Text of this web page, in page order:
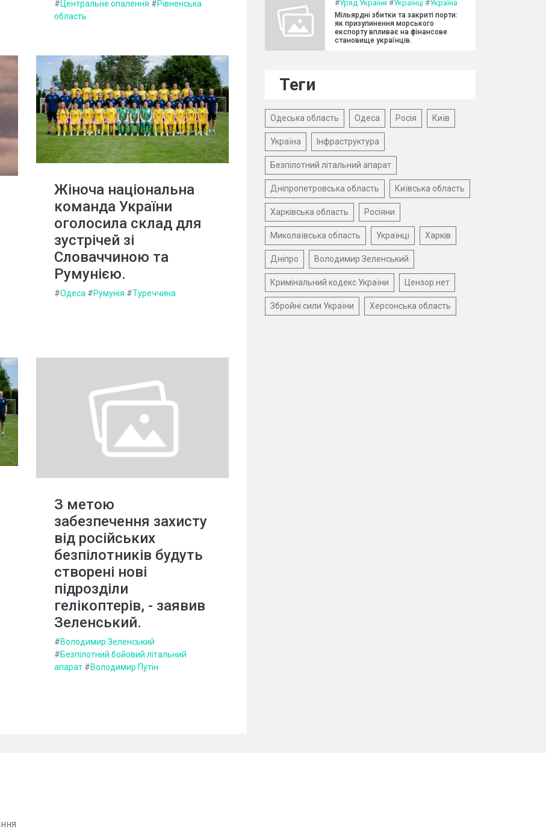
#Центральне опалення #Рівненська
область
Жіноча національна
команда України
оголосила склад для
зустрічей зі
Словаччиною та
Румунією.
#Одеса #Румунія #Туреччина
З метою
забезпечення захисту
від російських
безпілотників будуть
створені нові
підрозділи
гелікоптерів, - заявив
Зеленський.
#Володимир Зеленський
#Безпілотний бойовий літальний
апарат #Володимир Путін
#Уряд України #Українці #Україна
Мільярдні збитки та закриті порти:
як призупинення морського
експорту впливає на фінансове
становище українців.
Теги
Одеська область Одеса Росія Київ
Україна Інфраструктура
Безпілотний літальний апарат
Дніпропетровська область Київська область
Харківська область Росіяни
Миколаївська область Українці Харків
Дніпро Володимир Зеленський
Кримінальний кодекс України Цензор.нет
Збройні сили України Херсонська область